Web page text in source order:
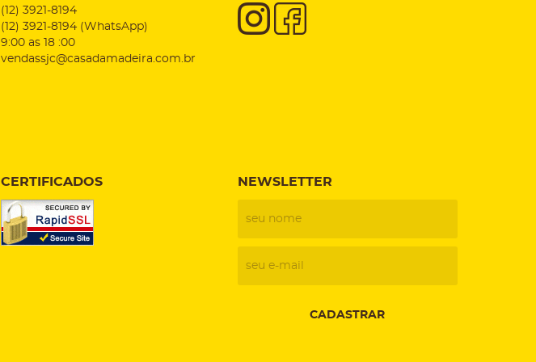
(12) 3921-8194
(12) 3921-8194 (WhatsApp)
9:00 as 18 :00
vendassjc@casadamadeira.com.br
CERTIFICADOS NEWSLETTER
CADASTRAR